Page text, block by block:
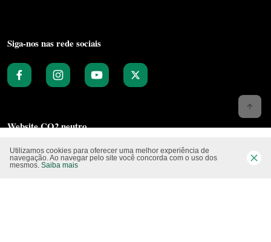
Siga-nos nas rede sociais
Website CO2 neutro
Utilizamos cookies para oferecer uma melhor experiência de
navegação. Ao navegar pelo site você concorda com o uso dos
mesmos. Saiba mais